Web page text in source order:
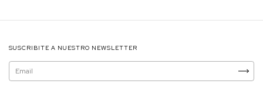
SUSCRIBITE A NUESTRO NEWSLETTER